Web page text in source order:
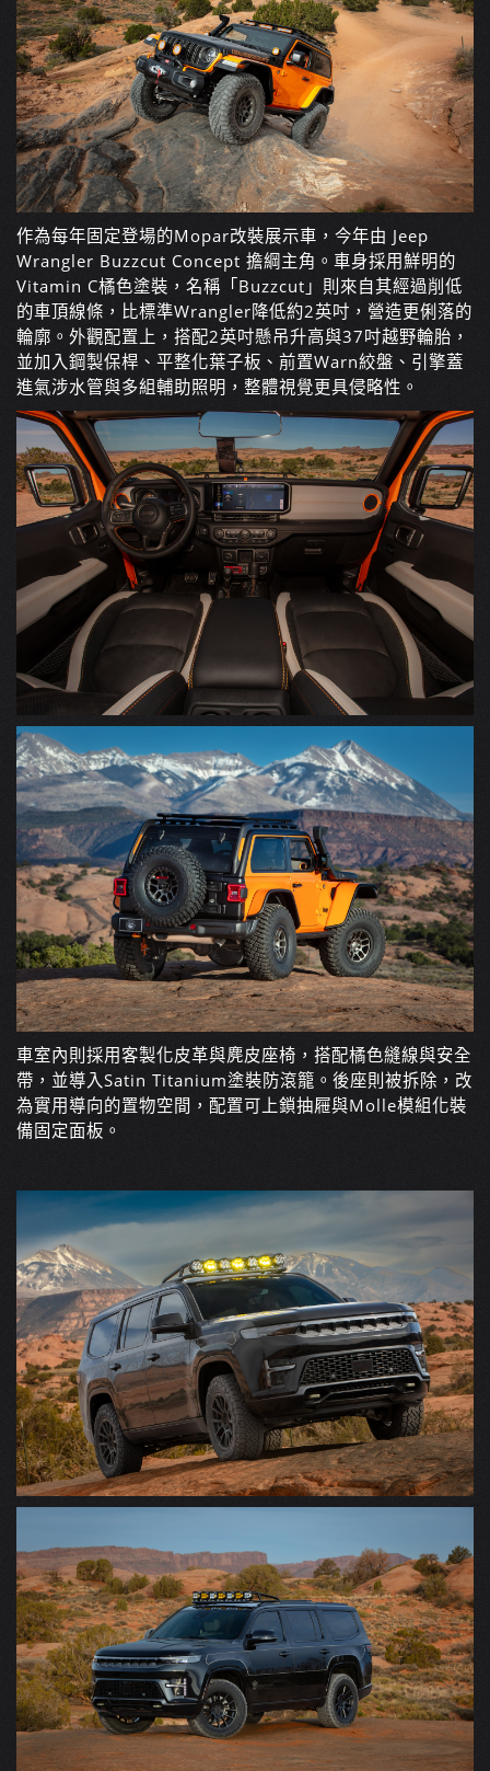
作為每年固定登場的Mopar改裝展示車，今年由 Jeep
Wrangler Buzzcut Concept 擔綱主角。車身採用鮮明的
Vitamin C橘色塗裝，名稱「Buzzcut」則來自其經過削低
的車頂線條，比標準Wrangler降低約2英吋，營造更俐落的
輪廓。外觀配置上，搭配2英吋懸吊升高與37吋越野輪胎，
並加入鋼製保桿、平整化葉子板、前置Warn絞盤、引擎蓋
進氣涉水管與多組輔助照明，整體視覺更具侵略性。
車室內則採用客製化皮革與麂皮座椅，搭配橘色縫線與安全
帶，並導入Satin Titanium塗裝防滾籠。後座則被拆除，改
為實用導向的置物空間，配置可上鎖抽屜與Molle模組化裝
備固定面板。